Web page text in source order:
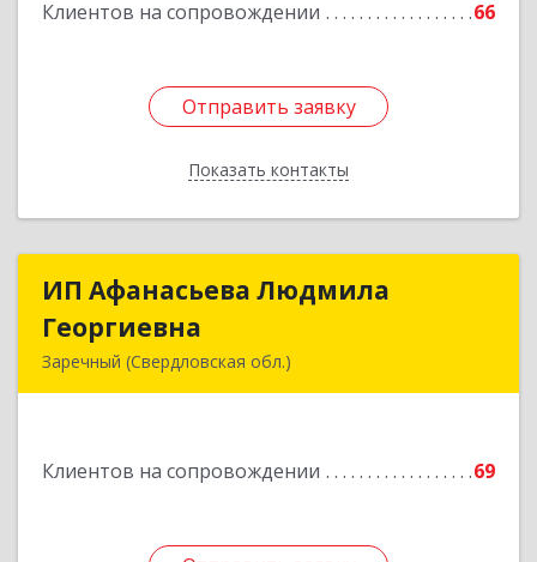
Клиентов на сопровождении 66
Отправить заявку
Показать контакты
Отправить заявку
Назад
ИП Афанасьева Людмила
Георгиевна
Заречный (Свердловская обл.)
Клиентов на сопровождении 69
ИП Афанасьева Людмила
Подробнее